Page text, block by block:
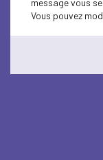
message vous
Vous pouvez